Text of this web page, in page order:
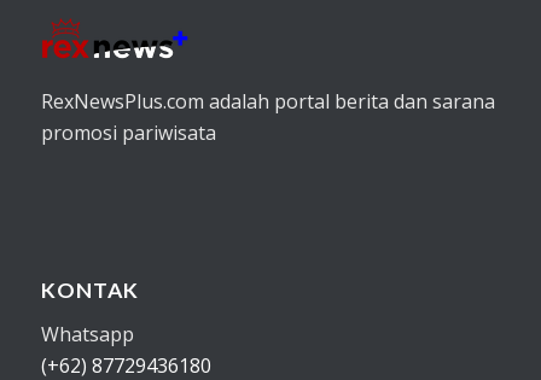
RexNewsPlus.com adalah portal berita dan sarana
promosi pariwisata
KONTAK
Whatsapp
(+62) 87729436180